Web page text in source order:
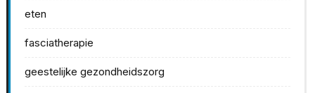
eten
fasciatherapie
geestelijke gezondheidszorg